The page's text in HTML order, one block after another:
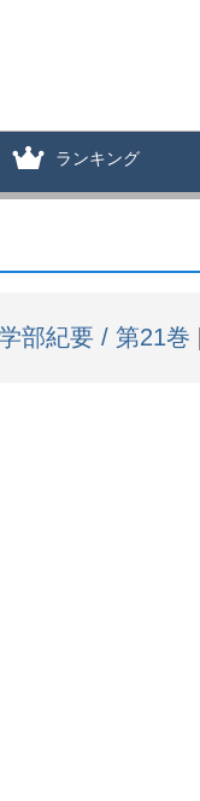
ランキング
部紀要 / 第21巻